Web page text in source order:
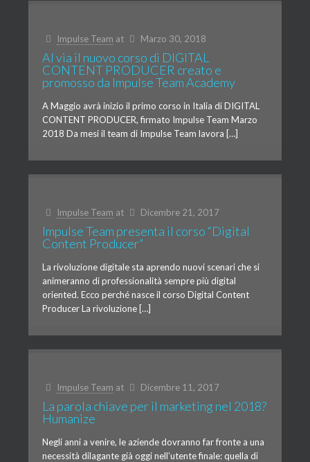
Impulse Team at Marzo 30, 2018
Al via il nuovo corso di DIGITAL
CONTENT PRODUCER creato e
promosso da Impulse Team Academy
A Maggio avrà inizio il primo corso in Italia di DIGITAL
CONTENT PRODUCER, firmato Impulse Team Marzo
2018 Da mesi il team di Impulse Team lavora […]
Impulse Team at Dicembre 21, 2017
Impulse Team presenta il corso “Digital
Content Producer”
La rivoluzione digitale sta aprendo nuovi scenari che si
animeranno di professionalità sempre più digital
oriented. Ecco perché nasce il corso Digital Content
Producer La rivoluzione […]
Impulse Team at Dicembre 11, 2017
La parola chiave per il marketing nel 2018?
Humanize
Negli anni a venire, le aziende dovranno far fronte a una
necessità dilagante già oggi nell’utente finale: quella di